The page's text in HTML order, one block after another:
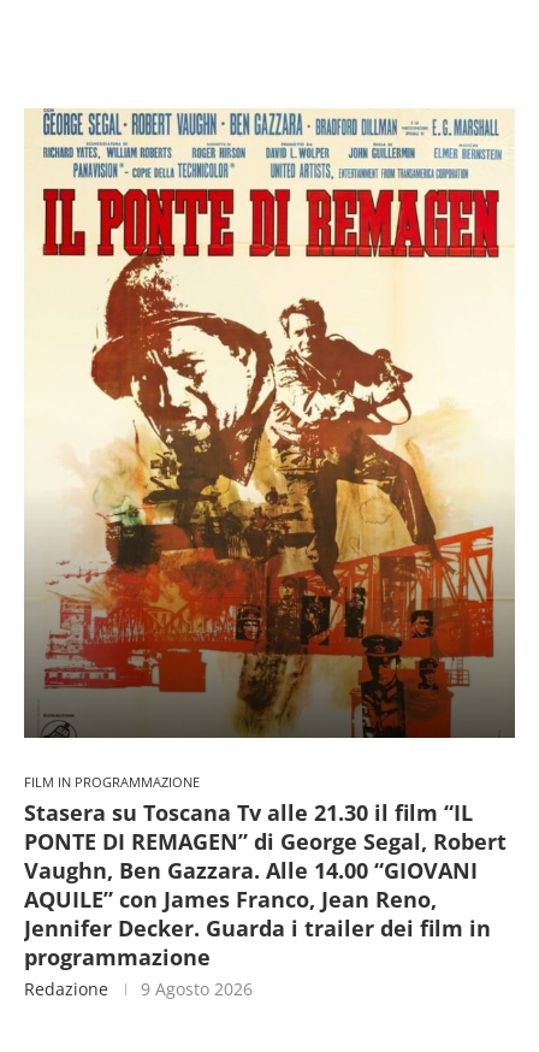
FILM IN PROGRAMMAZIONE
Stasera su Toscana Tv alle 21.30 il film “IL
PONTE DI REMAGEN” di George Segal, Robert
Vaughn, Ben Gazzara. Alle 14.00 “GIOVANI
AQUILE” con James Franco, Jean Reno,
Jennifer Decker. Guarda i trailer dei film in
programmazione
Redazione 9 Agosto 2026